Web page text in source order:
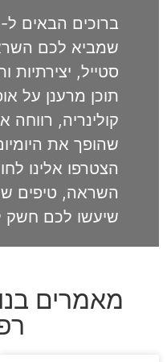
שמביא לכם
סטייל,
תוכן מרענן על
קולינריה, רווחה
שהופך את
הצטרפו אלינו
השראה, טיפים
שיעשו לכם חשק
מאמרים